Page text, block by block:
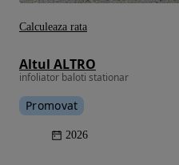
Altul ALTRO
infoliator baloti stationar
Promovat
2026
Calculeaza rata